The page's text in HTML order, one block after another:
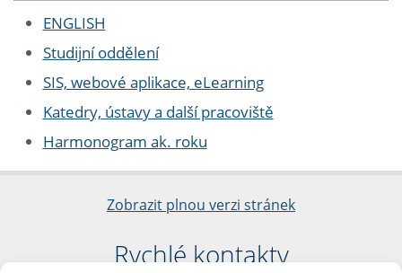
ENGLISH
Studijní oddělení
SIS, webové aplikace, eLearning
Katedry, ústavy a další pracoviště
Harmonogram ak. roku
Zobrazit plnou verzi stránek
Rychlé kontakty